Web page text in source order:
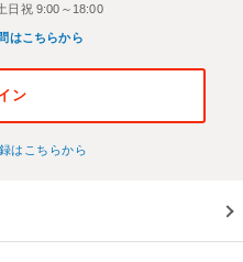
日祝 9:00～18:00
はこちらから
ン
はこちらから